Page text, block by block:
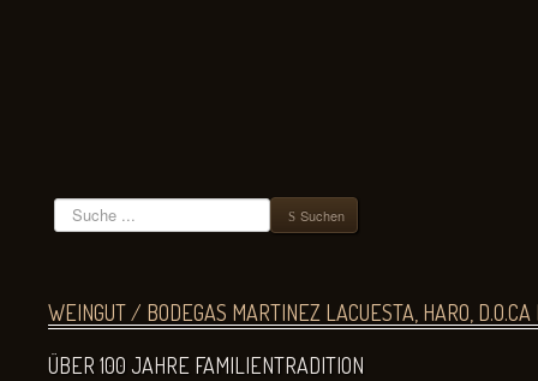
Suchen Suchen
WEINGUT / BODEGAS MARTINEZ LACUESTA, HARO, D.O.CA
ÜBER 100 JAHRE FAMILIENTRADITION